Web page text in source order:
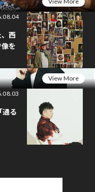
西
を
View More
通る